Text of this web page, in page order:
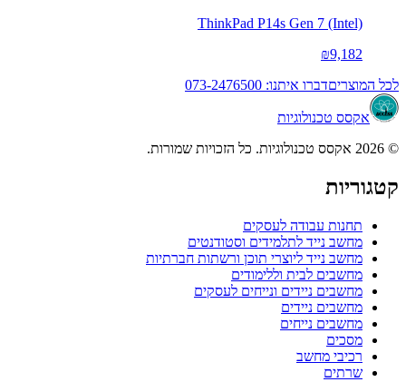
ThinkPad P14s Gen 7 (Intel)
₪9,182
לכל המוצריםדברו איתנו: 073-2476500
אקסס טכנולוגיות
© 2026 אקסס טכנולוגיות. כל הזכויות שמורות.
קטגוריות
תחנות עבודה לעסקים
מחשב נייד לתלמידים וסטודנטים
מחשב נייד ליוצרי תוכן ורשתות חברתיות
מחשבים לבית וללימודים
מחשבים ניידים ונייחים לעסקים
מחשבים ניידים
מחשבים נייחים
מסכים
רכיבי מחשב
שרתים